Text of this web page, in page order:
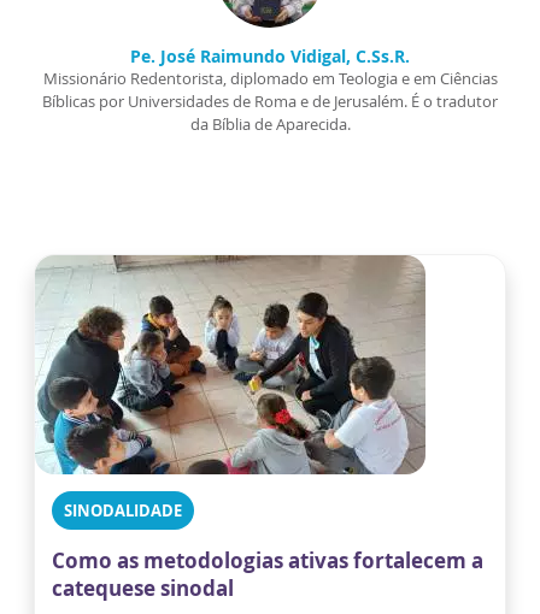
Pe. José Raimundo Vidigal, C.Ss.R.
Missionário Redentorista, diplomado em Teologia e em Ciências
Bíblicas por Universidades de Roma e de Jerusalém. É o tradutor
da Bíblia de Aparecida.
SINODALIDADE
Como as metodologias ativas fortalecem a
catequese sinodal